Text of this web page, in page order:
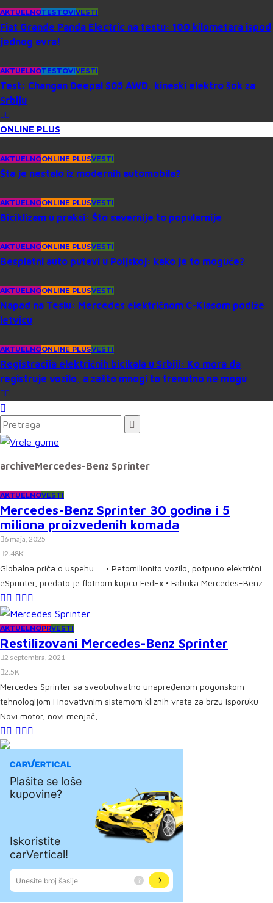
AKTUELNOTESTOVIVESTI
Fiat Grande Panda Electric na testu: 100 kilometara ispod
jednog evra!
AKTUELNOTESTOVIVESTI
Test: Changan Deepal S05 AWD, kineski elektro šok za
Srbiju
ONLINE PLUS
AKTUELNOONLINE PLUSVESTI
Šta je nestalo iz modernih automobila?
AKTUELNOONLINE PLUSVESTI
Biciklizam u praksi: Što severnije to popularnije
AKTUELNOONLINE PLUSVESTI
Besplatni auto putevi u Poljskoj: kako je to moguće?
AKTUELNOONLINE PLUSVESTI
Napad na Teslu: Mercedes električnom C-Klasom podiže
letvicu
AKTUELNOONLINE PLUSVESTI
Registracija električnih bicikala u Srbiji: Ko mora da
registruje vozilo, a zašto mnogi to trenutno ne mogu
archiveMercedes-Benz Sprinter
AKTUELNOVESTI
Mercedes-Benz Sprinter 30 godina i 5
miliona proizvedenih komada
6 maja, 2025
2.48K
Globalna priča o uspehu • Petomilionito vozilo, potpuno električni
eSprinter, predato je flotnom kupcu FedEx • Fabrika Mercedes-Benz...
AKTUELNOPRVESTI
Restilizovani Mercedes-Benz Sprinter
2 septembra, 2021
2.5K
Mercedes Sprinter sa sveobuhvatno unapređenom pogonskom
tehnologijom i inovativnim sistemom kliznih vrata za brzu isporuku
Novi motor, novi menjač,...